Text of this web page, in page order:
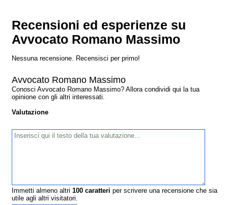
Recensioni ed esperienze su
Avvocato Romano Massimo
Nessuna recensione. Recensisci per primo!
Avvocato Romano Massimo
Conosci Avvocato Romano Massimo? Allora condividi qui la tua
opinione con gli altri interessati.
Valutazione
Immetti almeno altri100 caratteri per scrivere una recensione che sia
utile agli altri visitatori.